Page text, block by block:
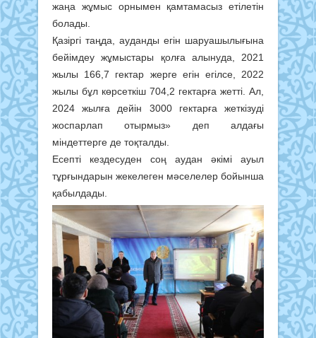
жаңа жұмыс орнымен қамтамасыз етілетін
болады.
Қазіргі таңда, ауданды егін шаруашылығына
бейімдеу жұмыстары қолға алынуда, 2021
жылы 166,7 гектар жерге егін егілсе, 2022
жылы бұл көрсеткіш 704,2 гектарға жетті. Ал,
2024 жылға дейін 3000 гектарға жеткізуді
жоспарлап отырмыз» деп алдағы
міндеттерге де тоқталды.
Есепті кездесуден соң аудан әкімі ауыл
тұрғындарын жекелеген мәселелер бойынша
қабылдады.